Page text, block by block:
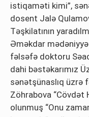
istiqaməti kimi”,
dosent Jalə
Təşkilatının
Əməkdar
fəlsəfə doktoru
dahi bəstəkarımız
sənətşünaslıq üzrə
Zöhrabova “Cövdət
olunmuş “Onu